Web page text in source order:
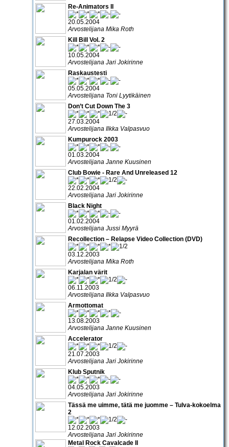
Re-Animators II
20.05.2004
Arvostelijana Mika Roth
Kill Bill Vol. 2
10.05.2004
Arvostelijana Jari Jokirinne
Raskaustesti
05.05.2004
Arvostelijana Toni Lyytikäinen
Don’t Cut Down The 3
27.03.2004
Arvostelijana Ilkka Valpasvuo
Kumpurock 2003
01.03.2004
Arvostelijana Janne Kuusinen
Club Bowie - Rare And Unreleased 12
22.02.2004
Arvostelijana Jari Jokirinne
Black Night
01.02.2004
Arvostelijana Jussi Myyrä
Recollection – Relapse Video Collection (DVD)
03.12.2003
Arvostelijana Mika Roth
Karjalan värit
06.11.2003
Arvostelijana Ilkka Valpasvuo
Armottomat
13.08.2003
Arvostelijana Janne Kuusinen
Accelerator
21.07.2003
Arvostelijana Jari Jokirinne
Klub Sputnik
04.05.2003
Arvostelijana Jari Jokirinne
Tässä me uimme, tätä me juomme – Tulva-kokoelma
2
12.02.2003
Arvostelijana Jari Jokirinne
Metal Rock Cavalcade II